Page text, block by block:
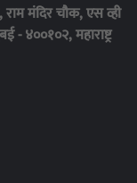
मंदिर चौक, एस व्ही
- ४००१०२, महाराष्ट्र